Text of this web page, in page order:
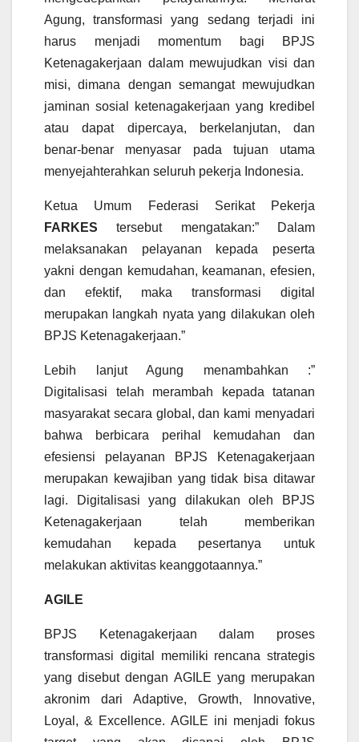
Agung, transformasi yang sedang terjadi ini
harus menjadi momentum bagi BPJS
Ketenagakerjaan dalam mewujudkan visi dan
misi, dimana dengan semangat mewujudkan
jaminan sosial ketenagakerjaan yang kredibel
atau dapat dipercaya, berkelanjutan, dan
benar-benar menyasar pada tujuan utama
menyejahterahkan seluruh pekerja Indonesia.
Ketua Umum Federasi Serikat Pekerja
FARKEStersebut mengatakan:” Dalam
melaksanakan pelayanan kepada peserta
yakni dengan kemudahan, keamanan, efesien,
dan efektif, maka transformasi digital
merupakan langkah nyata yang dilakukan oleh
BPJS Ketenagakerjaan.”
Lebih lanjut Agung menambahkan :”
Digitalisasi telah merambah kepada tatanan
masyarakat secara global, dan kami menyadari
bahwa berbicara perihal kemudahan dan
efesiensi pelayanan BPJS Ketenagakerjaan
merupakan kewajiban yang tidak bisa ditawar
lagi. Digitalisasi yang dilakukan oleh BPJS
Ketenagakerjaan telah memberikan
kemudahan kepada pesertanya untuk
melakukan aktivitas keanggotaannya.”
AGILE
BPJS Ketenagakerjaan dalam proses
transformasi digital memiliki rencana strategis
yang disebut dengan AGILE yang merupakan
akronim dari Adaptive, Growth, Innovative,
Loyal, & Excellence. AGILE ini menjadi fokus